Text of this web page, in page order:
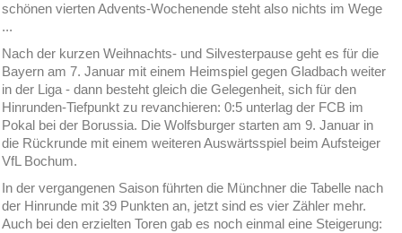
schönen vierten Advents-Wochenende steht also nichts im Wege
...
Nach der kurzen Weihnachts- und Silvesterpause geht es für die
Bayern am 7. Januar mit einem Heimspiel gegen Gladbach weiter
in der Liga - dann besteht gleich die Gelegenheit, sich für den
Hinrunden-Tiefpunkt zu revanchieren: 0:5 unterlag der FCB im
Pokal bei der Borussia. Die Wolfsburger starten am 9. Januar in
die Rückrunde mit einem weiteren Auswärtsspiel beim Aufsteiger
VfL Bochum.
In der vergangenen Saison führten die Münchner die Tabelle nach
der Hinrunde mit 39 Punkten an, jetzt sind es vier Zähler mehr.
Auch bei den erzielten Toren gab es noch einmal eine Steigerung: